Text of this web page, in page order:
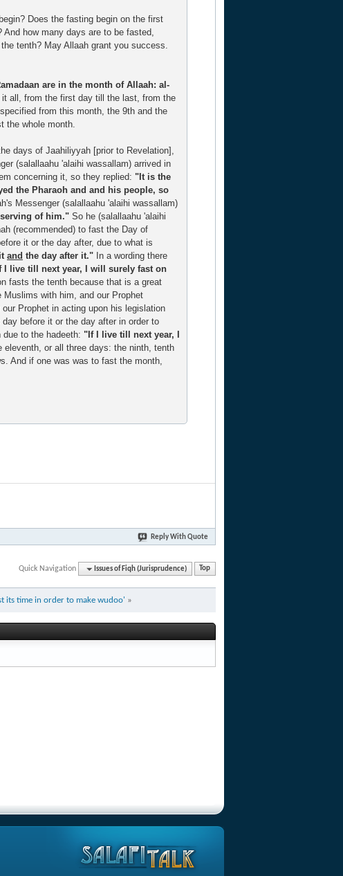
Does the fasting begin on the first
how many days are to be fasted,
tenth? May Allaah grant you success.
are in the month of Allaah: al-
all, from the first day till the last, from the
from this month, the 9th and the
the whole month.
days of Jaahiliyyah [prior to Revelation],
(salallaahu 'alaihi wassallam) arrived in
concerning it, so they replied: "It is the
the Pharaoh and and his people, so
Messenger (salallaahu 'alaihi wassallam)
of him." So he (salallaahu 'alaihi
(recommended) to fast the Day of
it or the day after, due to what is
and the day after it." In a wording there
I live till next year, I will surely fast on
fasts the tenth because that is a great
Muslims with him, and our Prophet
Prophet in acting upon his legislation
before it or the day after in order to
to the hadeeth: "If I live till next year, I
or all three days: the ninth, tenth
And if one was was to fast the month,
Reply With Quote
Quick Navigation Issues of Fiqh (Jurisprudence) Top
its time in order to make wudoo' »